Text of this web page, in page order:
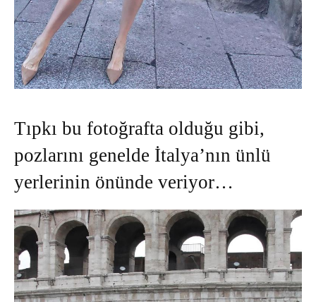
Tıpkı bu fotoğrafta olduğu gibi,
pozlarını genelde İtalya’nın ünlü
yerlerinin önünde veriyor…